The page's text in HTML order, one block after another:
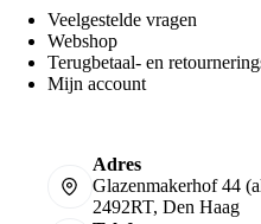
Veelgestelde vragen
Webshop
Terugbetaal- en
Mijn account
Adres
Glazenmakerhof 44
2492RT, Den Haag